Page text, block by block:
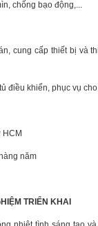
chống bạo động,...
cung cấp thiết bị và
điều khiển, phục vụ
HCM
năm
TRIỂN KHAI